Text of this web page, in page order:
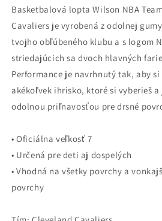
NBA
Team
Tribute
Cleveland
Cavaliers
(veľkosť
7)
NBA
Team
Cleveland
Cavaliers
(veľkosť
7)
hnedá
Basketbalová lopta Wilson NBA
Cavaliers je vyrobená z odolnej
tvojho obľúbeného klubu a s logom
striedajúcich sa dvoch hlavných
Performance je navrhnutý tak, aby
akékoľvek ihrisko, ktoré si vyberieš
odolnou priľnavosťou pre drsné
• Oficiálna veľkosť 7
• Určená pre deti aj dospelých
• Vhodná na všetky povrchy a
povrchy